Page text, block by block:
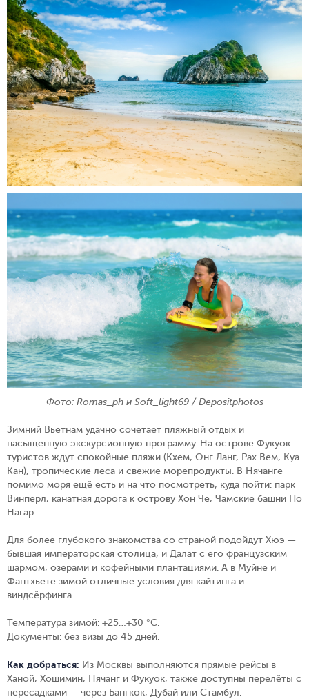
Фото: Romas_ph и Soft_light69 / Depositphotos
Зимний Вьетнам удачно сочетает пляжный отдых и
насыщенную экскурсионную программу. На острове Фукуок
туристов ждут спокойные пляжи (Кхем, Онг Ланг, Рах Вем, Куа
Кан), тропические леса и свежие морепродукты. В Нячанге
помимо моря ещё есть и на что посмотреть, куда пойти: парк
Винперл, канатная дорога к острову Хон Че, Чамские башни По
Нагар.
Для более глубокого знакомства со страной подойдут Хюэ —
бывшая императорская столица, и Далат с его французским
шармом, озёрами и кофейными плантациями. А в Муйне и
Фантхьете зимой отличные условия для кайтинга и
виндсёрфинга.
Температура зимой: +25…+30 °C.
Документы: без визы до 45 дней.
Как добраться: Из Москвы выполняются прямые рейсы в
Ханой, Хошимин, Нячанг и Фукуок, также доступны перелёты с
пересадками — через Бангкок, Дубай или Стамбул.